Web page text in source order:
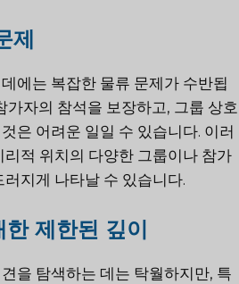
제
에는 복잡한 물류 문제가 수반됩
가자의 참석을 보장하고, 그룹 상호
은 어려운 일일 수 있습니다. 이러
적 위치의 다양한 그룹이나 참가
지게 나타날 수 있습니다.
제한된 깊이
을 탐색하는 데는 탁월하지만, 특